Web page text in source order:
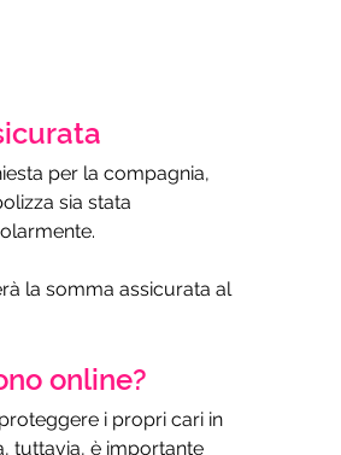
per la compagnia,
sia stata
la somma assicurata al
online?
i propri cari in
tuttavia, è importante